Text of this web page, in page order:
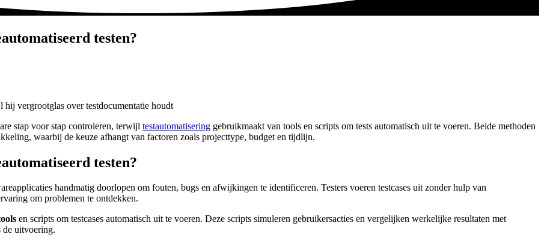
testen?
stap voor stap controleren, terwijl testautomatisering gebruikmaakt van tools en scripts om tests automatisch uit te voeren. Beide methoden
waarbij de keuze afhangt van factoren zoals projecttype, budget en tijdlijn.
testen?
handmatig doorlopen om fouten, bugs en afwijkingen te identificeren. Testers voeren testcases uit zonder hulp van
om problemen te ontdekken.
en scripts om testcases automatisch uit te voeren. Deze scripts simuleren gebruikersacties en vergelijken werkelijke resultaten met
de uitvoering.